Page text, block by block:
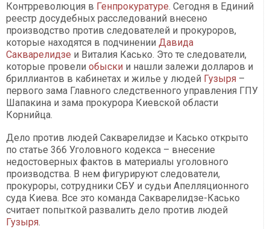
Контрреволюция в Генпрокуратуре. Сегодня в Единий
реестр досудебных расследований внесено
производство против следователей и прокуроров,
которые находятся в подчинении Давида
Сакварелидзе и Виталия Касько. Это те следователи,
которые провели обыски и нашли залежи долларов и
бриллиантов в кабинетах и жилье у людей Гузыря –
первого зама Главного следственного управления ГПУ
Шапакина и зама прокурора Киевской области
Корнийца.
Дело против людей Сакварелидзе и Касько открыто
по статье 366 Уголовного кодекса – внесение
недостоверных фактов в материалы уголовного
производства. В нем фигурируют следователи,
прокуроры, сотрудники СБУ и судьи Апелляционного
суда Киева. Все это команда Сакварелидзе-Касько
считает попыткой развалить дело против людей
Гузыря.